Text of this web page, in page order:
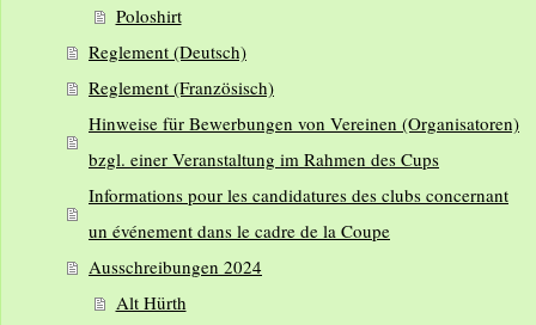
Poloshirt
Reglement (Deutsch)
Reglement (Französisch)
Hinweise für Bewerbungen von Vereinen (Organisatoren)
bzgl. einer Veranstaltung im Rahmen des Cups
Informations pour les candidatures des clubs concernant
un événement dans le cadre de la Coupe
Ausschreibungen 2024
Alt Hürth